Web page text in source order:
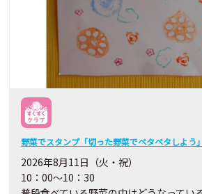
野菜でスタンプ「切った野菜でペタペタしよう」
2026年8月11日（火・祝）
10：00～10：30